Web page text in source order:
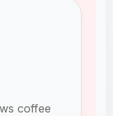
coffee